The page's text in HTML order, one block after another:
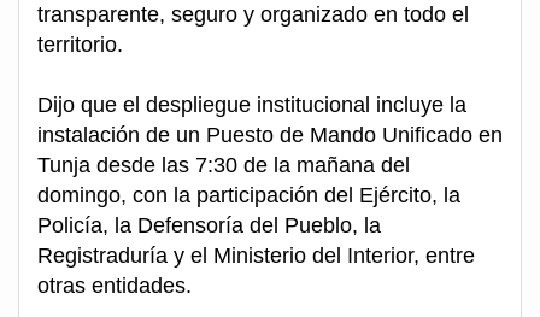
transparente, seguro y organizado en todo el
territorio.
Dijo que el despliegue institucional incluye la
instalación de un Puesto de Mando Unificado en
Tunja desde las 7:30 de la mañana del
domingo, con la participación del Ejército, la
Policía, la Defensoría del Pueblo, la
Registraduría y el Ministerio del Interior, entre
otras entidades.